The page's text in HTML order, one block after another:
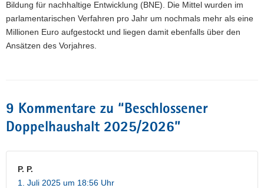
Bildung für nachhaltige Entwicklung (BNE). Die Mittel wurden im
parlamentarischen Verfahren pro Jahr um nochmals mehr als eine
Millionen Euro aufgestockt und liegen damit ebenfalls über den
Ansätzen des Vorjahres.
9 Kommentare zu “Beschlossener
Doppelhaushalt 2025/2026”
P. P.
1. Juli 2025 um 18:56 Uhr